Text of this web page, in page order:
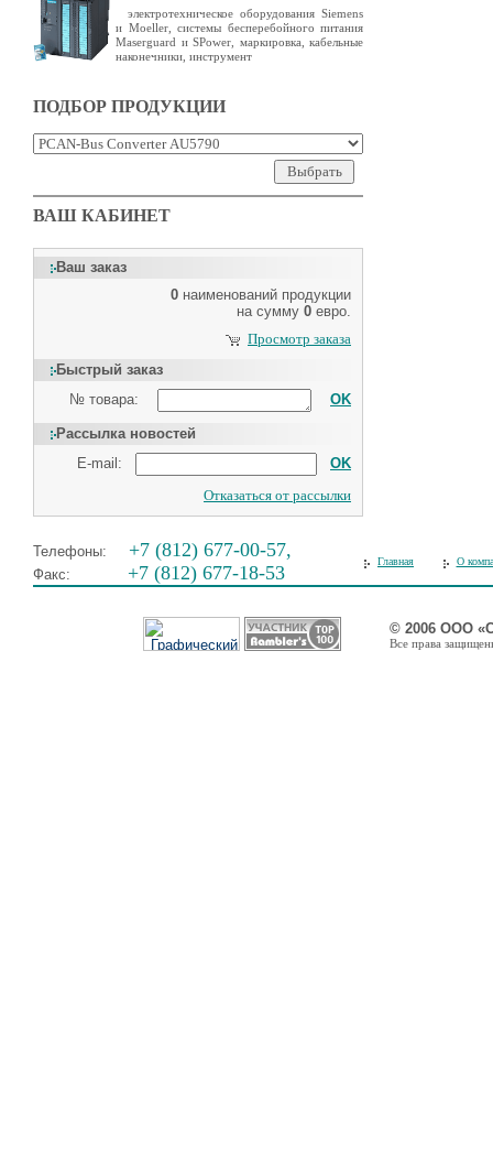
электротехническое оборудования Siemens
и Moeller, системы бесперебойного питания
Maserguard и SPower, маркировка, кабельные
наконечники, инструмент
ПОДБОР ПРОДУКЦИИ
ВАШ КАБИНЕТ
Ваш заказ
0 наименований продукции
на сумму 0 евро.
Просмотр заказа
Быстрый заказ
№ товара:
OK
Рассылка новостей
E-mail:
OK
Отказаться от рассылки
Телефоны: +7 (812) 677-00-57,
Факс: +7 (812) 677-18-53
Главная О
© 2006 ООО
Все права